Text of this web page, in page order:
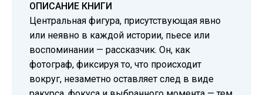
ОПИСАНИЕ КНИГИ
Центральная фигура, присутствующая явно
или неявно в каждой истории, пьесе или
воспоминании — рассказчик. Он, как
фотограф, фиксируя то, что происходит
вокруг, незаметно оставляет след в виде